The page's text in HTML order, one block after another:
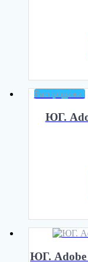
Распродажа!
ЮГ.
ЮГ. Adobe